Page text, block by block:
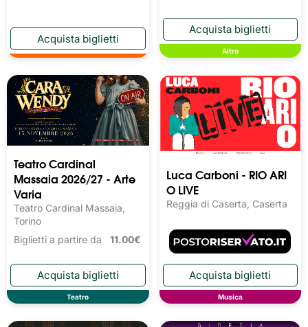
Altro
Teatro Cardinal
Massaia 2026/27 - Arte
Varia
Teatro Cardinal Massaia,
Torino
Biglietti a partire da 11.00€
Teatro
Luca Carboni - RIO ARI
O LIVE
Reggia di Caserta, Caserta
Musica